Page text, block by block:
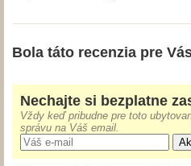
Bola táto recenzia pre
Nechajte si bezplatne
Vždy keď pribudne pre toto
správu na Váš email.